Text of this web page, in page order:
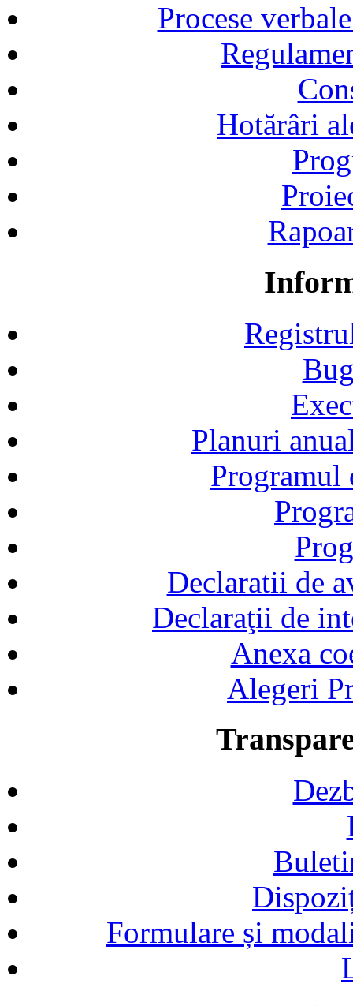
Procese
Hotărâri
Planuri
Declaratii de
Declaraţii de
Anexa
Alegeri
Formulare și